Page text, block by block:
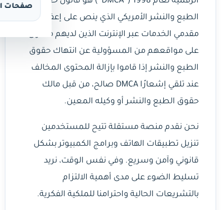
صفحات
الطبع والنشر الأمريكي الذي ينص على إعفاء
مقدمي الخدمات عبر الإنترنت الذين لديهم محتوى
على مواقعهم من المسؤولية عن انتهاك حقوق
الطبع والنشر إذا قاموا بإزالة المحتوى المخالف
عند تلقي إشعارًا DMCA صالح، من قبل مالك
حقوق الطبع والنشر أو وكيله المعين.
نحن نقدم منصة مستقلة تتيح للمستخدمين
تنزيل تطبيقات الهاتف وبرامج الكمبيوتر بشكل
قانوني وآمن وسريع. وفي نفس الوقت، نريد
تسليط الضوء على مدى أهمية الالتزام
بالتشريعات الحالية واحترامنا للملكية الفكرية.